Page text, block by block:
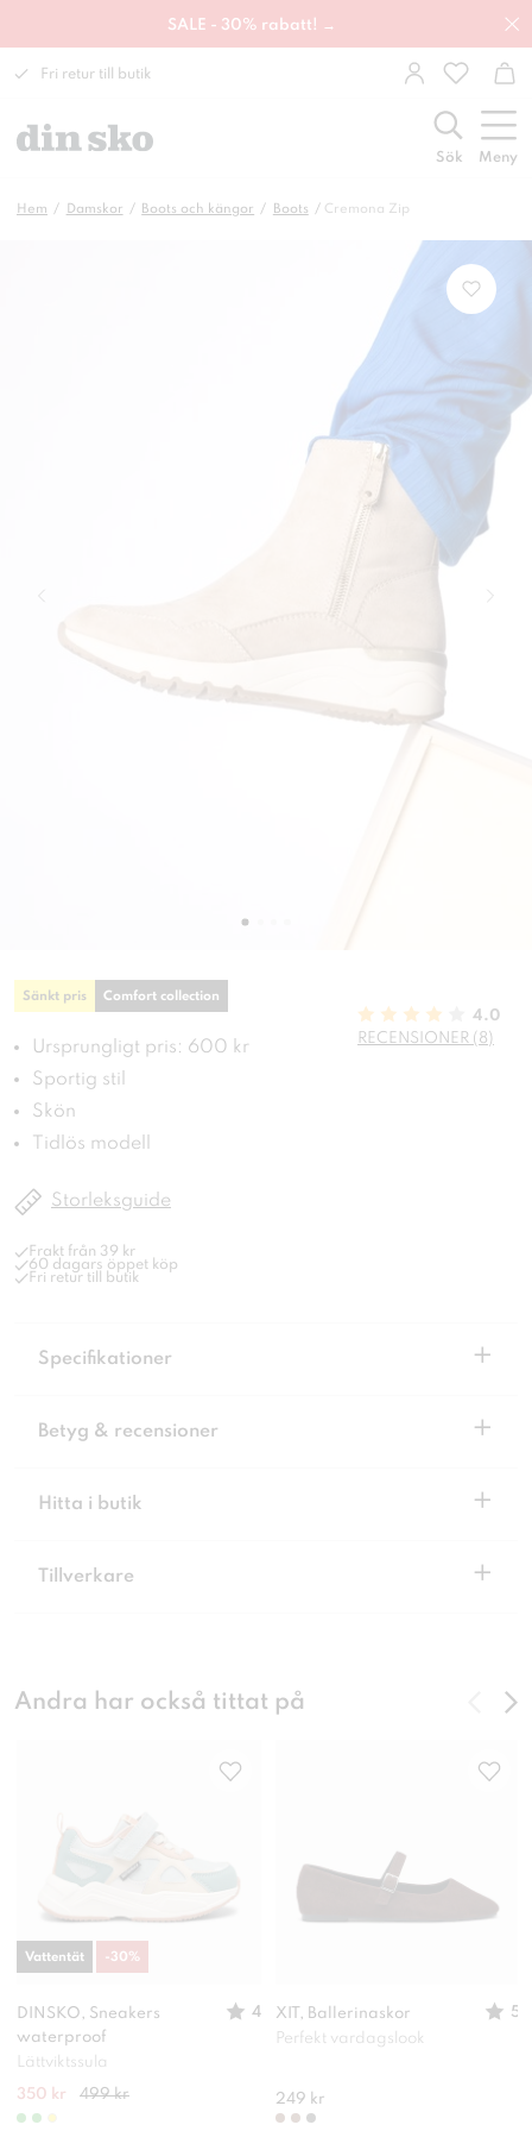
SALE - 30% rabatt! →
Fri retur till butik
Sök Meny
Hem Damskor Boots och kängor Boots Cremona Zip
Sänkt pris Comfort collection
Ursprungligt pris: 600 kr
Sportig stil
Skön
Tidlös modell
4.0
RECENSIONER (8)
Storleksguide
Frakt från 39 kr
60 dagars öppet köp
Fri retur till butik
Specifikationer +
Betyg & recensioner +
Hitta i butik +
Tillverkare +
Andra har också tittat på
DINSKO, Sneakers
waterproof
4
Lättviktssula
350 kr 499 kr
Vattentät -30%
XIT, Ballerinaskor
5
Perfekt vardagslook
249 kr